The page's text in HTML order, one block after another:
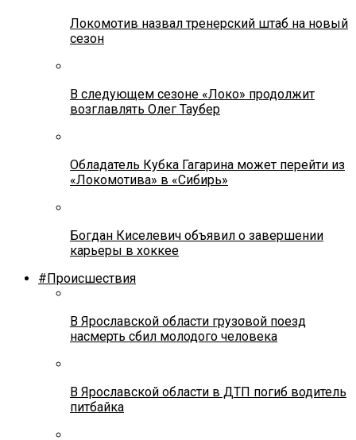
Локомотив назвал тренерский штаб на новый
сезон
В следующем сезоне «Локо» продолжит
возглавлять Олег Таубер
Обладатель Кубка Гагарина может перейти из
«Локомотива» в «Сибирь»
Богдан Киселевич объявил о завершении
карьеры в хоккее
#Происшествия
В Ярославской области грузовой поезд
насмерть сбил молодого человека
В Ярославской области в ДТП погиб водитель
питбайка